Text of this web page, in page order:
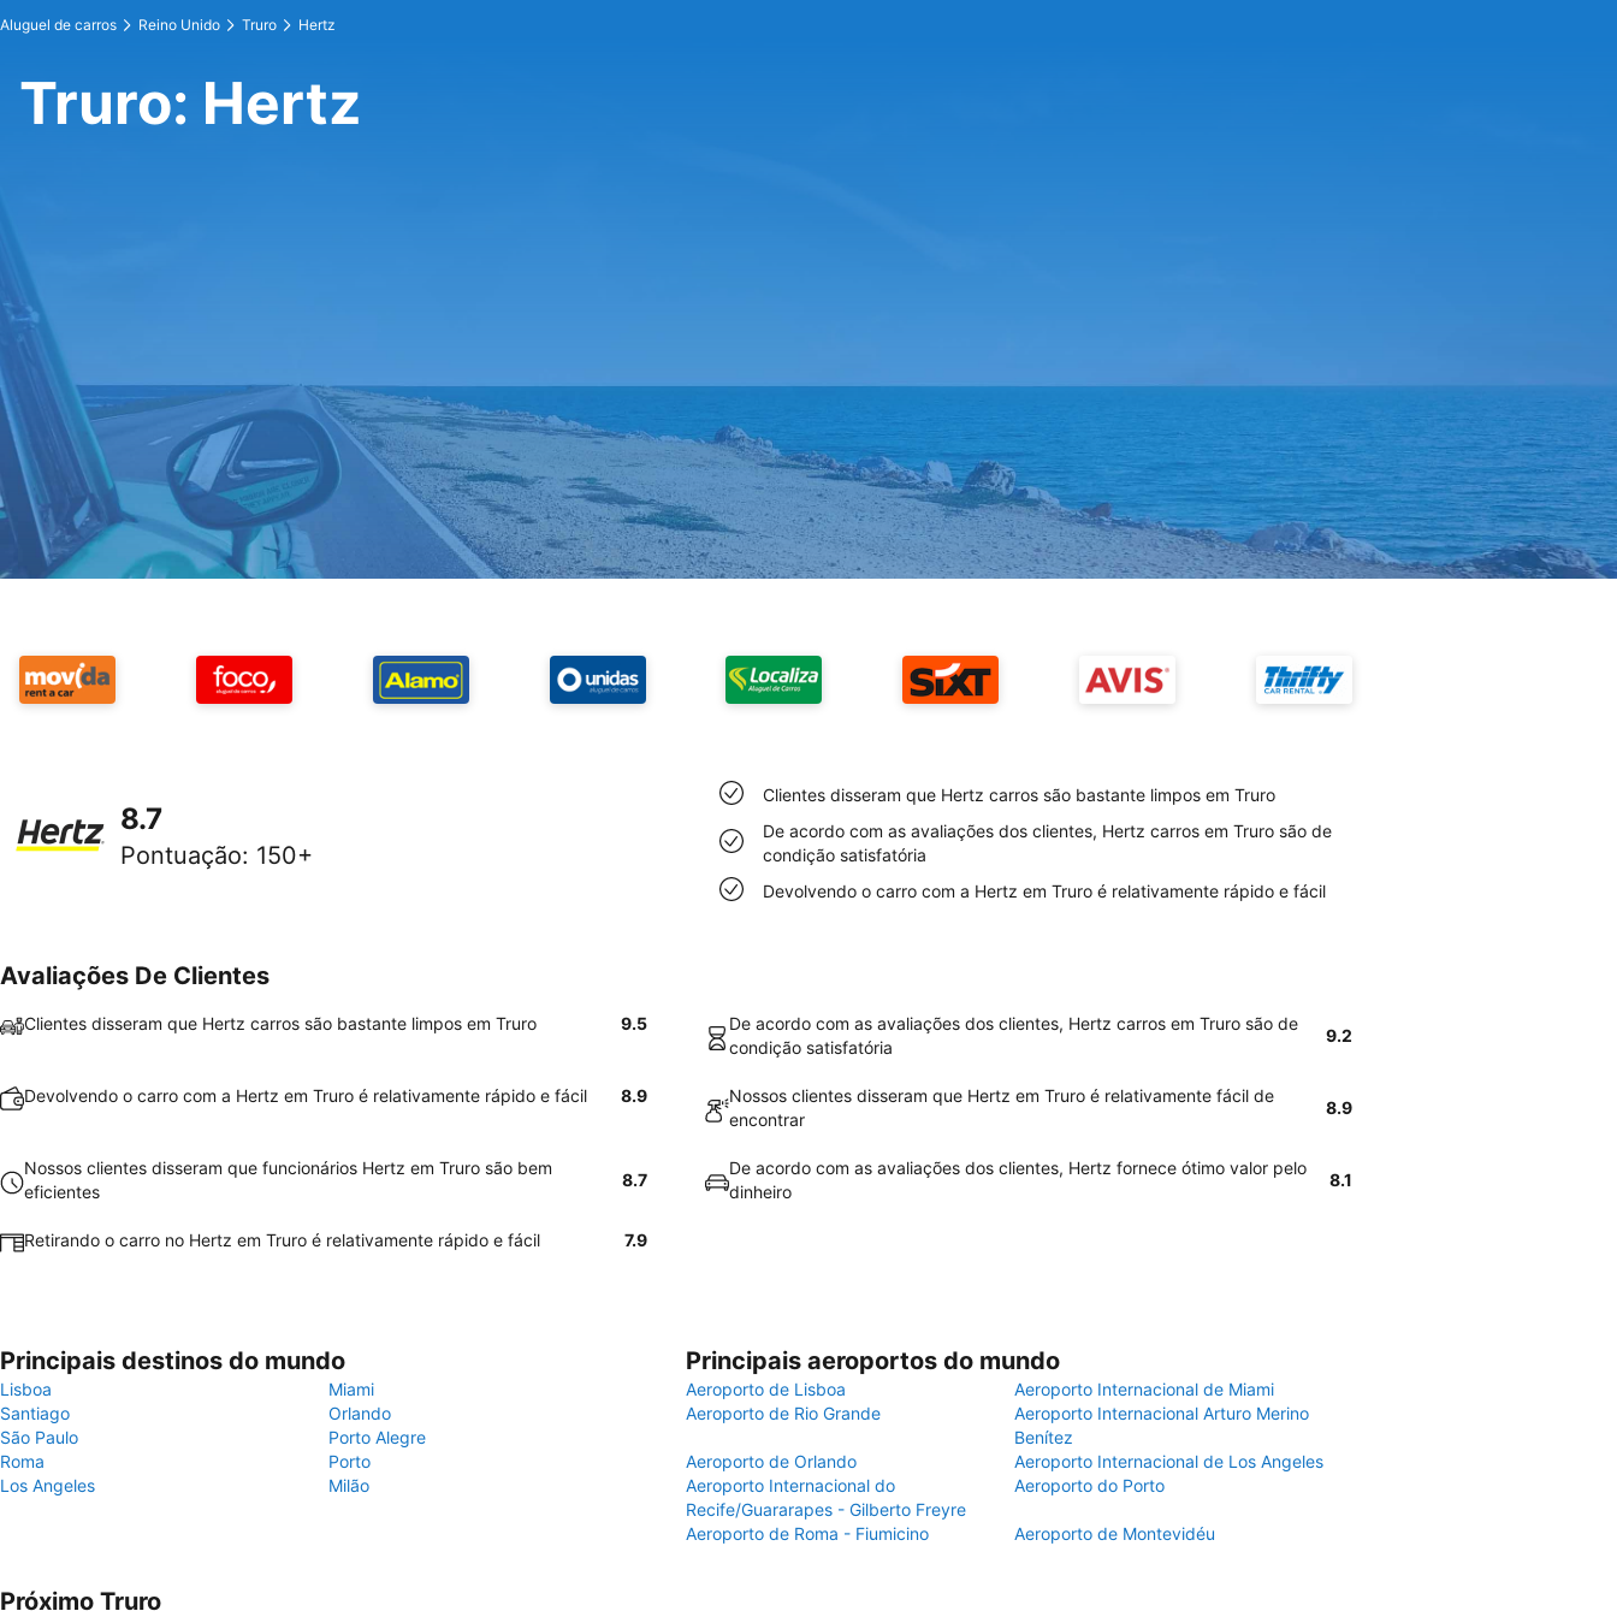
Aluguel de carros Reino Unido Truro Hertz
Truro: Hertz
8.7
Pontuação: 150+
Clientes disseram que Hertz carros são bastante limpos em Truro
De acordo com as avaliações dos clientes, Hertz carros em Truro são de
condição satisfatória
Devolvendo o carro com a Hertz em Truro é relativamente rápido e fácil
Avaliações De Clientes
Clientes disseram que Hertz carros são bastante limpos em Truro 9.5
De acordo com as avaliações dos clientes, Hertz carros em Truro são de
condição satisfatória
9.2
Devolvendo o carro com a Hertz em Truro é relativamente rápido e fácil 8.9
Nossos clientes disseram que Hertz em Truro é relativamente fácil de
encontrar
8.9
Nossos clientes disseram que funcionários Hertz em Truro são bem
eficientes
8.7
De acordo com as avaliações dos clientes, Hertz fornece ótimo valor pelo
dinheiro
8.1
Retirando o carro no Hertz em Truro é relativamente rápido e fácil 7.9
Principais destinos do mundo
Lisboa
Miami
Santiago
Orlando
São Paulo
Porto Alegre
Roma
Porto
Los Angeles
Milão
Principais aeroportos do mundo
Aeroporto de Lisboa
Aeroporto Internacional de Miami
Aeroporto de Rio Grande
Aeroporto Internacional Arturo Merino
Benítez
Aeroporto de Orlando
Aeroporto Internacional de Los Angeles
Aeroporto Internacional do
Recife/Guararapes - Gilberto Freyre
Aeroporto do Porto
Aeroporto de Roma - Fiumicino Aeroporto de Montevidéu
Próximo Truro